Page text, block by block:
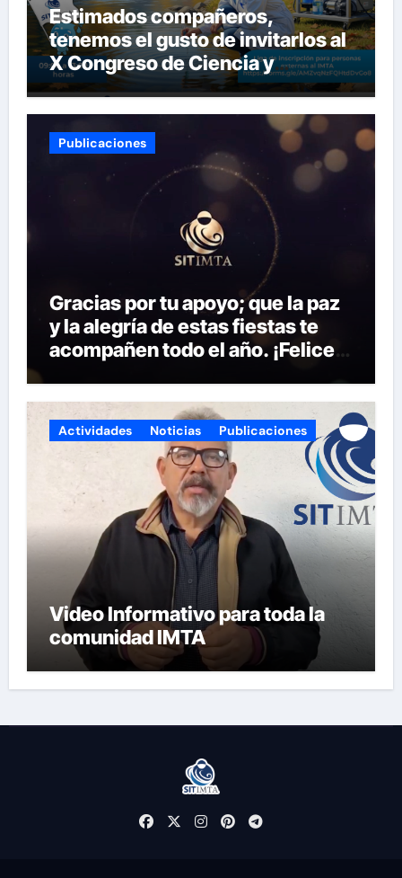
Estimados compañeros,
tenemos el gusto de invitarlos al
X Congreso de Ciencia y
Tecnología del SITIMTA. Si
gustan acompañarnos, dejamos
la liga para que se inscriban:
Publicaciones
Gracias por tu apoyo; que la paz
y la alegría de estas fiestas te
acompañen todo el año. ¡Felices
Actividades Noticias Publicaciones
Video Informativo para toda la
comunidad IMTA